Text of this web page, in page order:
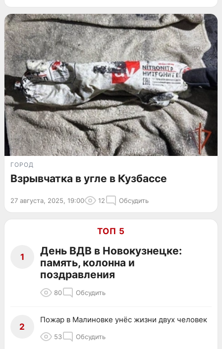
ГОРОД
Взрывчатка в угле в Кузбассе
27 августа, 2025, 19:00 12 Обсудить
ТОП 5
1
День ВДВ в Новокузнецке:
память, колонна и
поздравления
80 Обсудить
2
Пожар в Малиновке унёс жизни двух человек
53 Обсудить